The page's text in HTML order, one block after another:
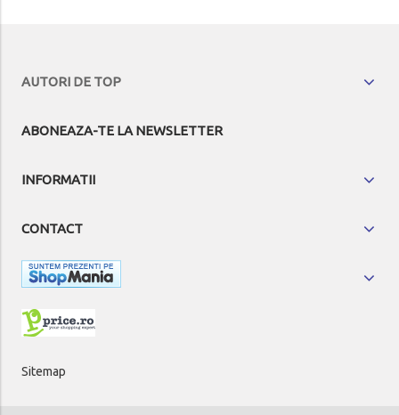
AUTORI DE TOP
ABONEAZA-TE LA NEWSLETTER
INFORMATII
CONTACT
Sitemap